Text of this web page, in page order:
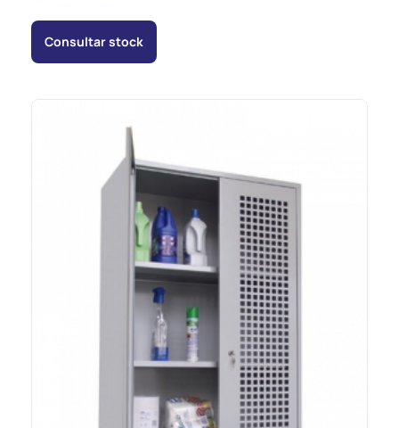
Consultar stock